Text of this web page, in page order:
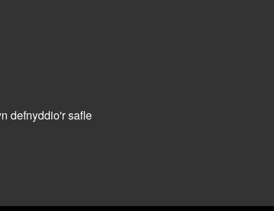
defnyddio'r safle